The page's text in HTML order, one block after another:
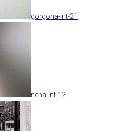
gorgona-int-21
nena-int-12